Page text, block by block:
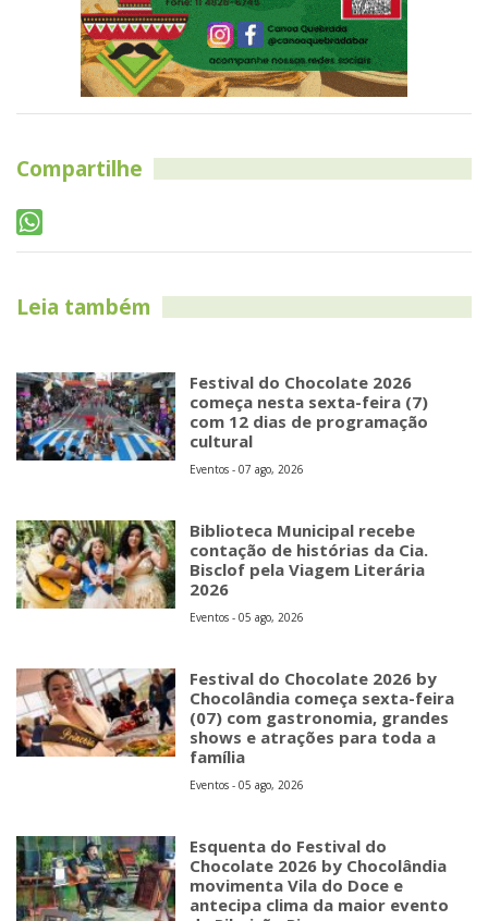
Compartilhe
Leia também
Festival do Chocolate 2026
começa nesta sexta-feira (7)
com 12 dias de programação
cultural
Eventos - 07 ago, 2026
Biblioteca Municipal recebe
contação de histórias da Cia.
Bisclof pela Viagem Literária
2026
Eventos - 05 ago, 2026
Festival do Chocolate 2026 by
Chocolândia começa sexta-feira
(07) com gastronomia, grandes
shows e atrações para toda a
família
Eventos - 05 ago, 2026
Esquenta do Festival do
Chocolate 2026 by Chocolândia
movimenta Vila do Doce e
antecipa clima da maior evento